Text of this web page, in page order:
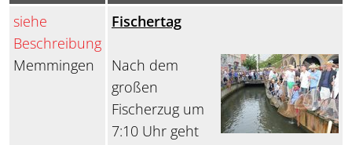
siehe
Beschreibung
Memmingen
Fischertag
Nach dem
großen
Fischerzug um
7:10 Uhr geht